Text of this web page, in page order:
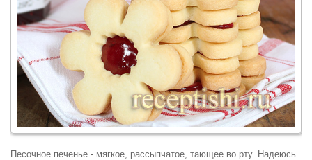
Песочное печенье - мягкое, рассыпчатое, тающее во рту. Надеюсь